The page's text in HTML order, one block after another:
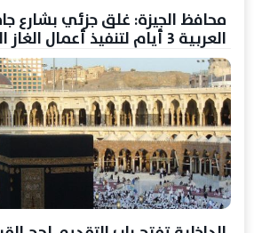
محافظ الجيزة: غلق جزئي بشارع
العربية 3 أيام لتنفيذ أعمال الغاز الطبيعي